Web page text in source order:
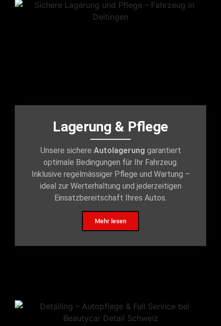
Lagerung & Pflege
Unsere sichere Autolagerung garantiert
optimale Bedingungen für Ihr Fahrzeug.
Inklusive regelmässiger Pflege und Wartung –
ideal zur Werterhaltung und jederzeitigen
Einsatzbereitschaft Ihres Autos.
Mehr lesen